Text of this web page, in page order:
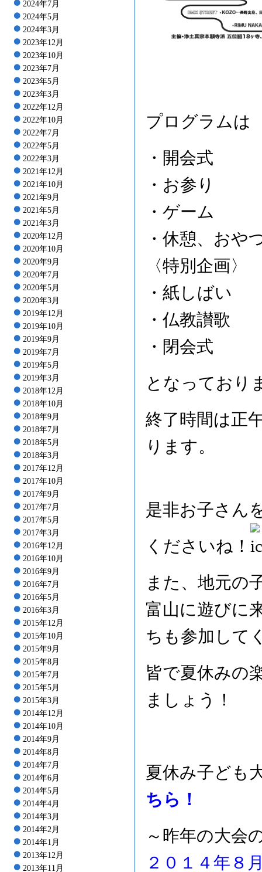
2024年7月
2024年5月
2024年3月
2023年12月
2023年10月
2023年7月
2023年5月
2023年3月
2022年12月
2022年10月
2022年7月
2022年5月
2022年3月
2021年12月
2021年10月
2021年9月
2021年5月
2021年3月
2020年12月
2020年10月
2020年9月
2020年7月
2020年5月
2020年3月
2019年12月
2019年10月
2019年9月
2019年7月
2019年5月
2019年3月
2018年12月
2018年10月
2018年9月
2018年7月
2018年5月
2018年3月
2017年12月
2017年10月
2017年9月
2017年7月
2017年5月
2017年3月
2016年12月
2016年10月
2016年9月
2016年7月
2016年5月
2016年3月
2015年12月
2015年10月
2015年9月
2015年8月
2015年7月
2015年5月
2015年3月
2014年12月
2014年10月
2014年9月
2014年8月
2014年7月
2014年6月
2014年5月
2014年4月
2014年3月
2014年2月
2014年1月
2013年12月
2013年11月
プログラムは
・開会式
・お参り
・ゲーム
・休憩、おや
〈特別企画
・紙しばい
・仏教讃歌
・閉会式
となっており
終了時間は正
ります。
是非お子さん
くださいね！
また、地元の
富山に遊びに
ちも参加して
皆で夏休みの
ましょう！
夏休み子ども
ちら！
～昨年の大会
２０１４年８